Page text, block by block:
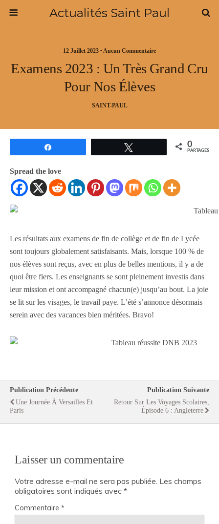
Actualités Saint Paul
12 Juillet 2023 • Aucun Commentaire
Examens 2023 : Un Très Grand Cru
Pour Nos Élèves
SAINT-PAUL
0
PARTAGES
Spread the love
Les résultats aux examens de fin de collège et de fin de Lycée
sont toujours globalement satisfaisants. Mais, lorsque 100 % de
nos élèves sont reçus, avec en plus de belles mentions, il y a de
quoi être fiers. Les enseignants se sont pleinement investis dans
leur mission et ont accompagné chacun(e) jusqu’au bout. La joie
se lit sur les visages, le travail paye. L’été s’annonce désormais
serein avec des vacances bien méritées. Bravo!
Publication Précédente
Une Journée À Versailles Et
Paris
Publication Suivante
Retour Sur Les Voyages Scolaires,
Épisode 6 : Angleterre
Laisser un commentaire
Votre adresse e-mail ne sera pas publiée. Les champs
obligatoires sont indiqués avec *
Commentaire *